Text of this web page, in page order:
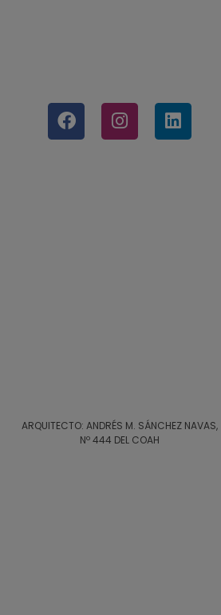
ARQUITECTO: ANDRÉS M. SÁNCHEZ NAVAS,
Nº 444 DEL COAH